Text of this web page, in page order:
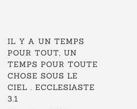
IL Y A UN TEMPS
POUR TOUT, UN
TEMPS POUR TOUTE
CHOSE SOUS LE
CIEL . ECCLESIASTE
3.1